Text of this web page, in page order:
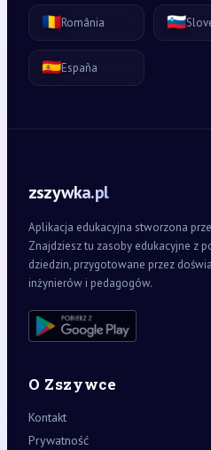
🇷🇴România 🇸🇮
🇪🇸España
zszywka.pl
Aplikacja edukacyjna stworzona
Znajdziesz tu zasoby edukacyjne z
dziedzin, przygotowane przez
inżynierów i pedagogów.
O Zszywce
Kontakt
Prywatność